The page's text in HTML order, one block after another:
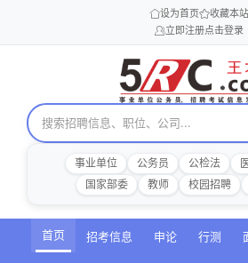
设为首页
收藏本站
立即注册点击登录
事业单位 公务员 公检法
国家部委
教师 校园招聘
首页 招考信息 申论 行测